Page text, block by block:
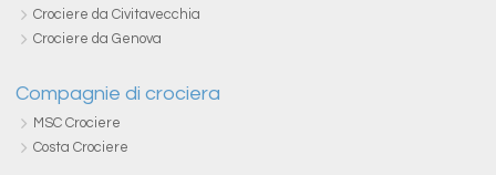
Crociere da Civitavecchia
Crociere da Genova
Compagnie di crociera
MSC Crociere
Costa Crociere